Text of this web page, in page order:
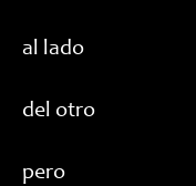
al lado
del otro
pero